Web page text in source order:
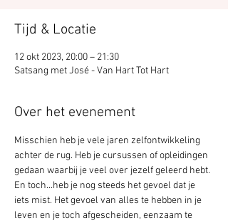
Tijd & Locatie
12 okt 2023, 20:00 – 21:30
Satsang met José - Van Hart Tot Hart
Over het evenement
Misschien heb je vele jaren zelfontwikkeling
achter de rug. Heb je cursussen of opleidingen
gedaan waarbij je veel over jezelf geleerd hebt.
En toch...heb je nog steeds het gevoel dat je
iets mist. Het gevoel van alles te hebben in je
leven en je toch afgescheiden, eenzaam te